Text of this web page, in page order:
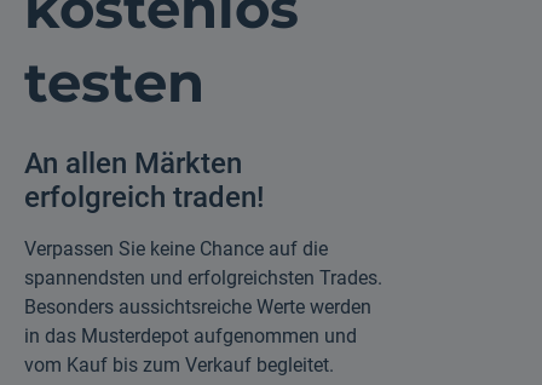
testen
An allen Märkten
erfolgreich traden!
Verpassen Sie keine Chance auf die
spannendsten und erfolgreichsten Trades.
Besonders aussichtsreiche Werte werden
in das Musterdepot aufgenommen und
vom Kauf bis zum Verkauf begleitet.